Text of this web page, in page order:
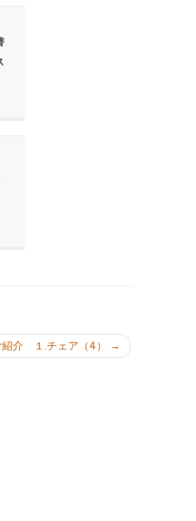
介 １.チェア（4） →